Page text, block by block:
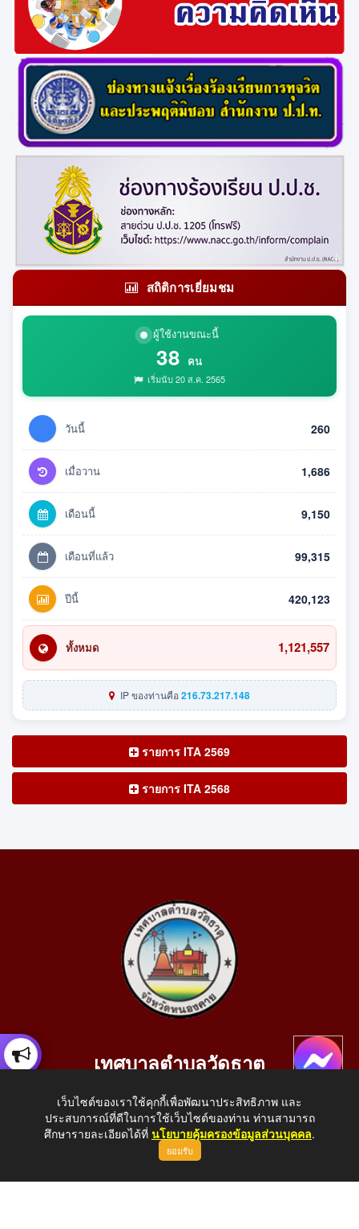
สถิติการเยี่ยมชม
ผู้ใช้งานขณะนี้
38 คน
เริ่มนับ 20 ส.ค. 2565
วันนี้ 260
เมื่อวาน 1,686
เดือนนี้ 9,150
เดือนที่แล้ว 99,315
ปีนี้ 420,123
ทั้งหมด 1,121,557
IP ของท่านคือ216.73.217.148
รายการ ITA 2569
รายการ ITA 2568
เทศบาลตำบลวัดธาตุ
อ.เมือง จ.หนองคาย 43000
โทรศัพท์: 042-414758 โทรสาร: 042-414759
E-Mail: saraban_05430110@dla.go.th
เว็บไซต์ของเราใช้คุกกี้เพื่อพัฒนาประสิทธิภาพ และ
ประสบการณ์ที่ดีในการใช้เว็บไซต์ของท่าน ท่านสามารถ
ศึกษารายละเอียดได้ที่ นโยบายคุ้มครองข้อมูลส่วนบุคคล.
ยอมรับ